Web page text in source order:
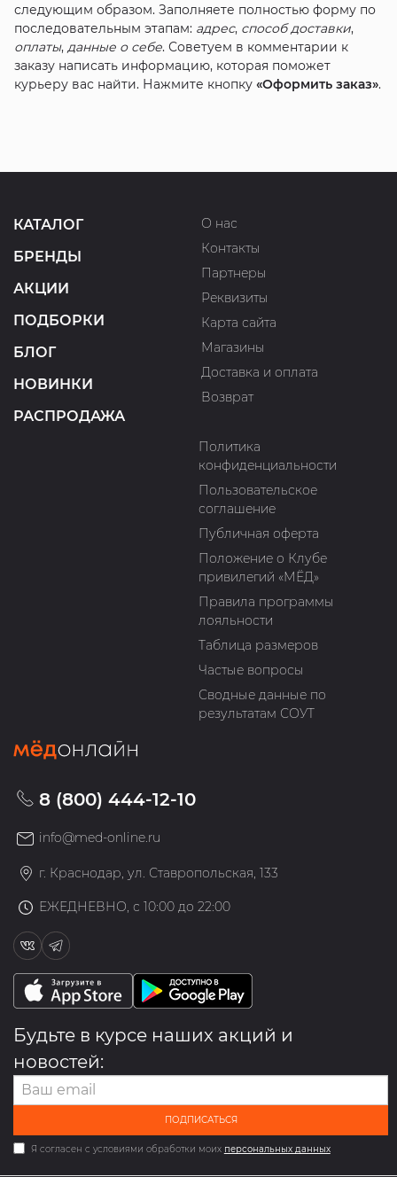
следующим образом. Заполняете полностью форму по
последовательным этапам: адрес, способ доставки,
оплаты, данные о себе. Советуем в комментарии к
заказу написать информацию, которая поможет
курьеру вас найти. Нажмите кнопку «Оформить заказ».
КАТАЛОГ
БРЕНДЫ
АКЦИИ
ПОДБОРКИ
БЛОГ
НОВИНКИ
РАСПРОДАЖА
О нас
Контакты
Партнеры
Реквизиты
Карта сайта
Магазины
Доставка и оплата
Возврат
Политика
конфиденциальности
Пользовательское
соглашение
Публичная оферта
Положение о Клубе
привилегий «МЁД»
Правила программы
лояльности
Таблица размеров
Частые вопросы
Сводные данные по
результатам СОУТ
8 (800) 444-12-10
info@med-online.ru
г. Краснодар, ул. Ставропольская, 133
ЕЖЕДНЕВНО, с 10:00 до 22:00
Будьте в курсе наших акций и
новостей:
ПОДПИСАТЬСЯ
Я согласен с условиями обработки моих персональных данных